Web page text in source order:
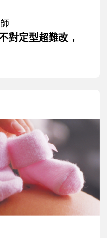
對定型超難改，